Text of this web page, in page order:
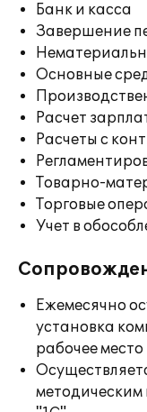
Банк и касса
Завершение
Основные
Расчет
Расчеты с
Товарно-
Торговые
Учет в
Ежемесячно
установка
рабочее место